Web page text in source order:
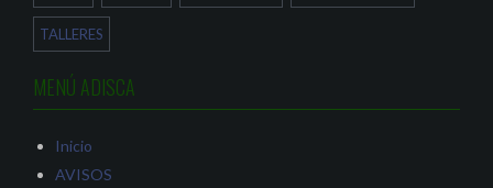
TALLERES
MENÚ ADISCA
Inicio
AVISOS